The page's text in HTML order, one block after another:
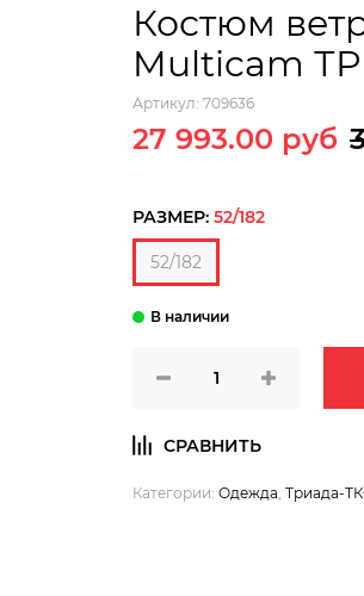
Костюм
Multicam
Артикул: 709636
27 993.00 руб
РАЗМЕР: 52/182
52/182
Категории: Одежда Триада-